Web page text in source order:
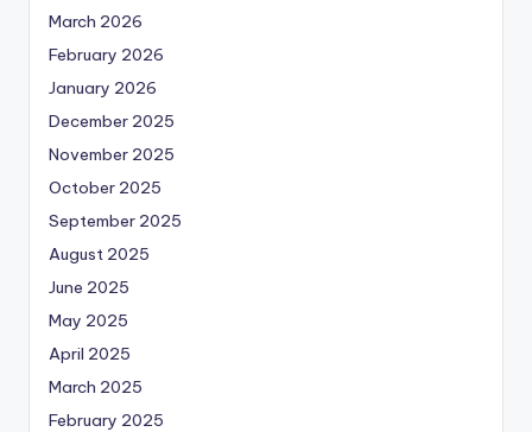
March 2026
February 2026
January 2026
December 2025
November 2025
October 2025
September 2025
August 2025
June 2025
May 2025
April 2025
March 2025
February 2025